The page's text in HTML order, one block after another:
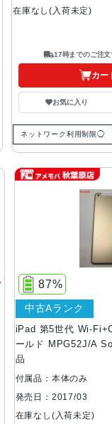
在庫なし(入荷未定)
17時までのご注
カー
お気に入り
ネットワーク利用制限◯
iPad 第5世代 Wi-
ールド MPG52J/A
品
87%
中古Aランク
付属品：本体のみ
発売日：2017/03
在庫なし(入荷未定)